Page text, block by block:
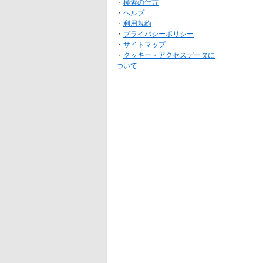
・ 検索の仕方
・ ヘルプ
・ 利用規約
・ プライバシーポリシー
・ サイトマップ
・ クッキー・アクセスデータに
ついて